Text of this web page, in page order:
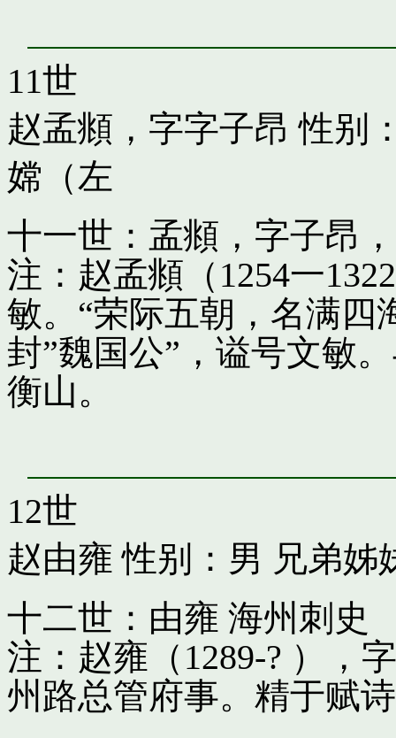
11世
赵孟頫，字字子昂 性别
嫦（左
十一世：孟頫，字子昂
注：赵孟頫（1254一
敏。“荣际五朝，名满四
封”魏国公”，谥号文敏
衡山。
12世
赵由雍 性别：男 兄弟姊
十二世：由雍 海州刺史
注：赵雍（1289-? ），
州路总管府事。精于赋